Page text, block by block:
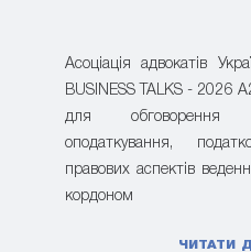
Асоціація адвокатів
BUSINESS TALKS - 2026
для обговорення
оподаткування,
правових аспектів
кордоном
ЧИТАТИ